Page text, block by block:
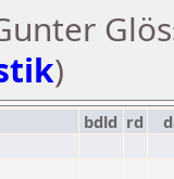
)
bdld rd